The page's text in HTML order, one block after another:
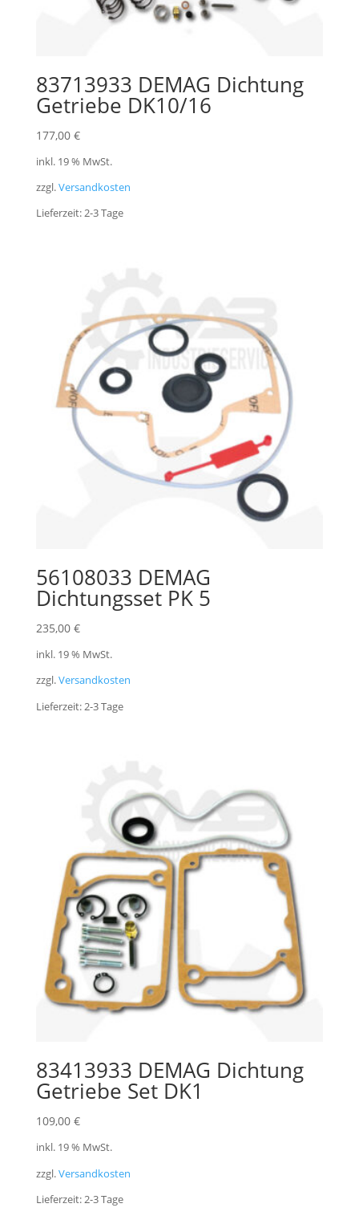
83713933 DEMAG Dichtung
Getriebe DK10/16
177,00 €
inkl. 19 % MwSt.
zzgl.Versandkosten
Lieferzeit:2-3 Tage
56108033 DEMAG
Dichtungsset PK 5
235,00 €
inkl. 19 % MwSt.
zzgl.Versandkosten
Lieferzeit:2-3 Tage
83413933 DEMAG Dichtung
Getriebe Set DK1
109,00 €
inkl. 19 % MwSt.
zzgl.Versandkosten
Lieferzeit:2-3 Tage